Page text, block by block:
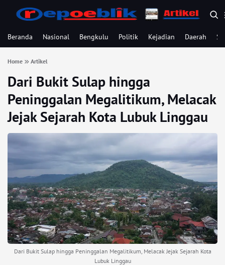
Beranda Nasional Bengkulu Politik Kejadian Daerah
Home Artikel
Dari Bukit Sulap hingga
Peninggalan Megalitikum, Melacak
Jejak Sejarah Kota Lubuk Linggau
Dari Bukit Sulap hingga Peninggalan Megalitikum, Melacak Jejak Sejarah Kota
Lubuk Linggau